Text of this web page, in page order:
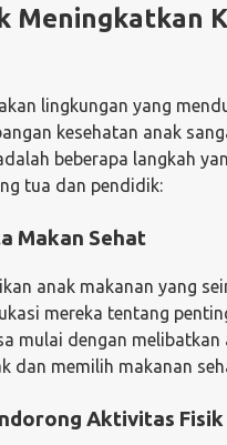
Meningkatkan
lingkungan yang
kesehatan anak
beberapa langkah
tua dan pendidik:
Makan Sehat
anak makanan yang
mereka tentang
mulai dengan melibatkan
dan memilih makanan
Aktivitas Fisik